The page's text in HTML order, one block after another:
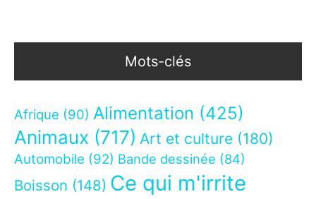
Mots-clés
Afrique (90) Alimentation (425)
Animaux (717) Art et culture (180)
Automobile (92) Bande dessinée (84)
Boisson (148) Ce qui m'irrite